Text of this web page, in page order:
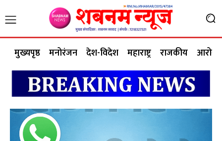
मुख्यपृष्ठ मनोरंजन देश-विदेश महाराष्ट्र राजकीय आरोग्य